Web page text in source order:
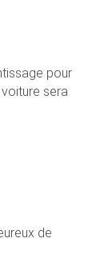
pour
sera
de